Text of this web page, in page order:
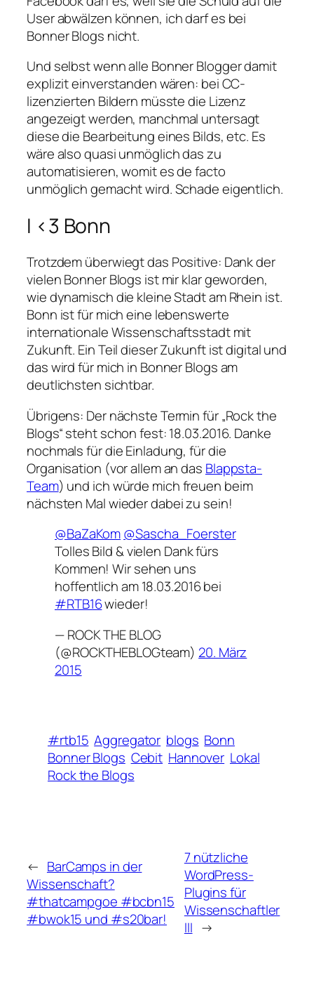
User abwälzen können, ich darf es bei
Bonner Blogs nicht.
Und selbst wenn alle Bonner Blogger damit
explizit einverstanden wären: bei CC-
lizenzierten Bildern müsste die Lizenz
angezeigt werden, manchmal untersagt
diese die Bearbeitung eines Bilds, etc. Es
wäre also quasi unmöglich das zu
automatisieren, womit es de facto
unmöglich gemacht wird. Schade eigentlich.
I <3 Bonn
Trotzdem überwiegt das Positive: Dank der
vielen Bonner Blogs ist mir klar geworden,
wie dynamisch die kleine Stadt am Rhein ist.
Bonn ist für mich eine lebenswerte
internationale Wissenschaftsstadt mit
Zukunft. Ein Teil dieser Zukunft ist digital und
das wird für mich in Bonner Blogs am
deutlichsten sichtbar.
Übrigens: Der nächste Termin für „Rock the
Blogs“ steht schon fest: 18.03.2016. Danke
nochmals für die Einladung, für die
Organisation (vor allem an das Blappsta-
Team) und ich würde mich freuen beim
nächsten Mal wieder dabei zu sein!
@BaZaKom@Sascha_Foerster
Tolles Bild & vielen Dank fürs
Kommen! Wir sehen uns
hoffentlich am 18.03.2016 bei
#RTB16wieder!
— ROCK THE BLOG
(@ROCKTHEBLOGteam) 20. März
2015
#rtb15 Aggregator blogs Bonn
Bonner Blogs Cebit Hannover Lokal
Rock the Blogs
← BarCamps in der
Wissenschaft?
#thatcampgoe #bcbn15
#bwok15 und #s20bar!
7 nützliche
WordPress-
Plugins für
Wissenschaftler
III →